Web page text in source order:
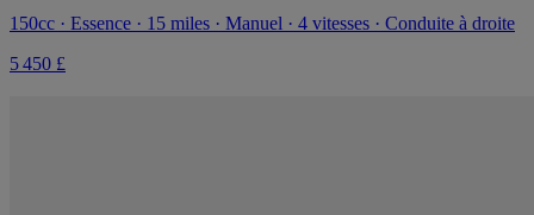
150cc · Essence · 15 miles · Manuel · 4 vitesses · Conduite à droite
5 450 £